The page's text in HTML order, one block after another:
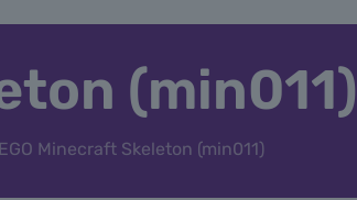
(min011)
Minecraft Skeleton (min011)